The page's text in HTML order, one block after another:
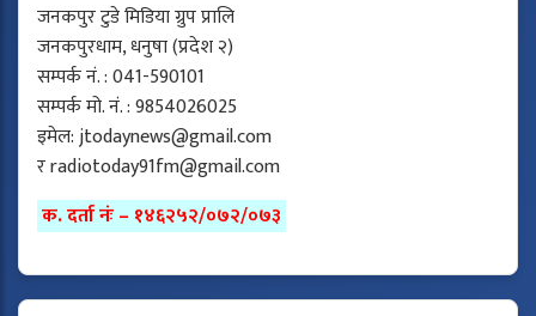
जनकपुर टुडे मिडिया ग्रुप प्रालि
जनकपुरधाम, धनुषा (प्रदेश २)
सम्पर्क नं. : 041-590101
सम्पर्क मो. नं. : 9854026025
इमेल:jtodaynews@gmail.com
रradiotoday91fm@gmail.com
क. दर्ता नंः – १४६२५२/०७२/०७३